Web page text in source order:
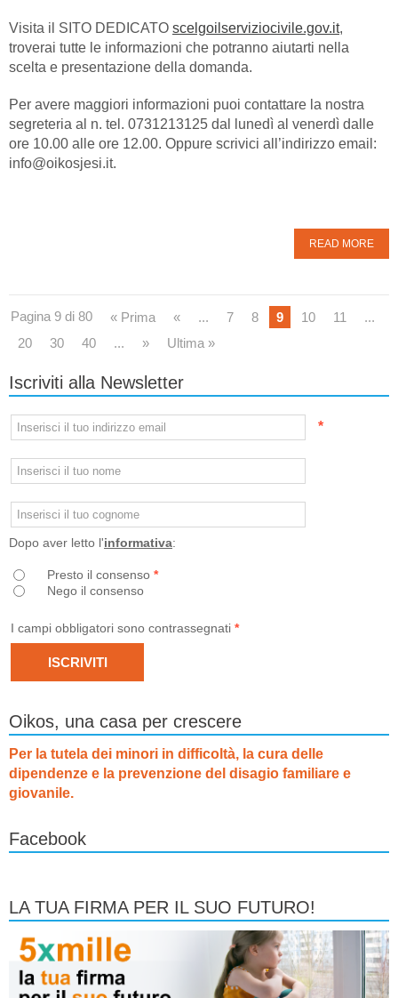
Visita il SITO DEDICATO scelgoilserviziocivile.gov.it,
troverai tutte le informazioni che potranno aiutarti nella
scelta e presentazione della domanda.
Per avere maggiori informazioni puoi contattare la nostra
segreteria al n. tel. 0731213125 dal lunedì al venerdì dalle
ore 10.00 alle ore 12.00. Oppure scrivici all’indirizzo email:
info@oikosjesi.it.
READ MORE
Pagina 9 di 80 « Prima « ... 7 8 9 10 11
...
20
30 40 ... » Ultima »
Iscriviti alla Newsletter
*
Dopo aver letto l'informativa:
Presto il consenso *
Nego il consenso
I campi obbligatori sono contrassegnati *
Oikos, una casa per crescere
Per la tutela dei minori in difficoltà, la cura delle
dipendenze e la prevenzione del disagio familiare e
giovanile.
Facebook
LA TUA FIRMA PER IL SUO FUTURO!